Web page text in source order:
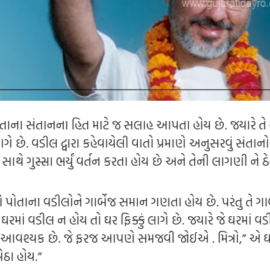
સંતાનના હિત માટે જ સલાહ આપતા હોય છે. જયારે
છે. વડીલ દ્વારા કહેવાયેલી વાતો પ્રમાણે અનુસરવું
સાથે ગુસ્સા ભર્યું વર્તન કરતા હોય છે અને તેની લાગણી ને
પોતાના વડીલોને ગાર્બેજ સમાન ગણતા હોય છે. પરંતુ તે
ઘરમાં વડીલ ન હોય તો ઘર ફિક્કું લાગે છે. જયારે જે ઘરમાં
આવશ્યક છે. જે ફરજ આપણે સમજવી જોઈએ . મિત્રો,” એ
હોય.”